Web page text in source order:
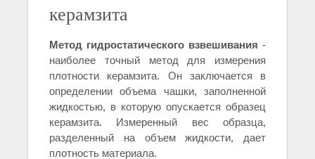
керамзита
Метод гидростатического взвешивания -
наиболее точный метод для измерения
плотности керамзита. Он заключается в
определении объема чашки, заполненной
жидкостью, в которую опускается образец
керамзита. Измеренный вес образца,
разделенный на объем жидкости, дает
плотность материала.